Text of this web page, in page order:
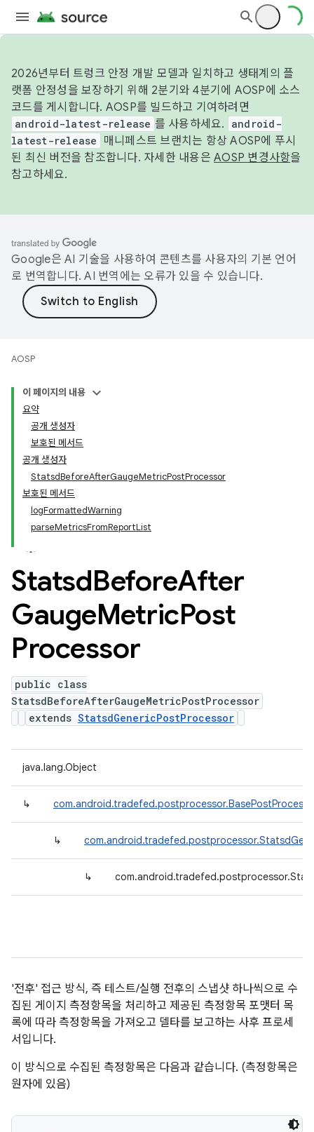
2026년부터 트렁크 안정 개발 모델과 일치하고 생태계의 플
랫폼 안정성을 보장하기 위해 2분기와 4분기에 AOSP에 소스
코드를 게시합니다. AOSP를 빌드하고 기여하려면
android-latest-release 를 사용하세요.
android-
latest-release
매니페스트 브랜치는 항상 AOSP에 푸시
된 최신 버전을 참조합니다. 자세한 내용은 AOSP 변경사항을
참고하세요.
Google은 AI 기술을 사용하여 콘텐츠를 사용자의 기본 언어
로 번역합니다. AI 번역에는 오류가 있을 수 있습니다.
AOSP
이 페이지의 내용
요약
공개 생성자
보호된 메서드
공개 생성자
StatsdBeforeAfterGaugeMetricPostProcessor
보호된 메서드
logFormattedWarning
parseMetricsFromReportList
StatsdBeforeAfter
GaugeMetricPost
Processor
public class
StatsdBeforeAfterGaugeMetricPostProcessor
extends StatsdGenericPostProcessor
java.lang.Object
↳
↳
↳
'전후' 접근 방식, 즉 테스트/실행 전후의 스냅샷 하나씩으로 수
집된 게이지 측정항목을 처리하고 제공된 측정항목 포맷터 목
록에 따라 측정항목을 가져오고 델타를 보고하는 사후 프로세
서입니다.
이 방식으로 수집된 측정항목은 다음과 같습니다. (측정항목은
원자에 있음)